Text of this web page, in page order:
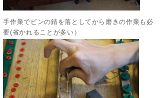
手作業でピンの錆を落としてから磨きの作業も必
要(省かれることが多い）